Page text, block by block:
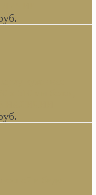
x 510 мм белая,
В НАЛИЧИИ